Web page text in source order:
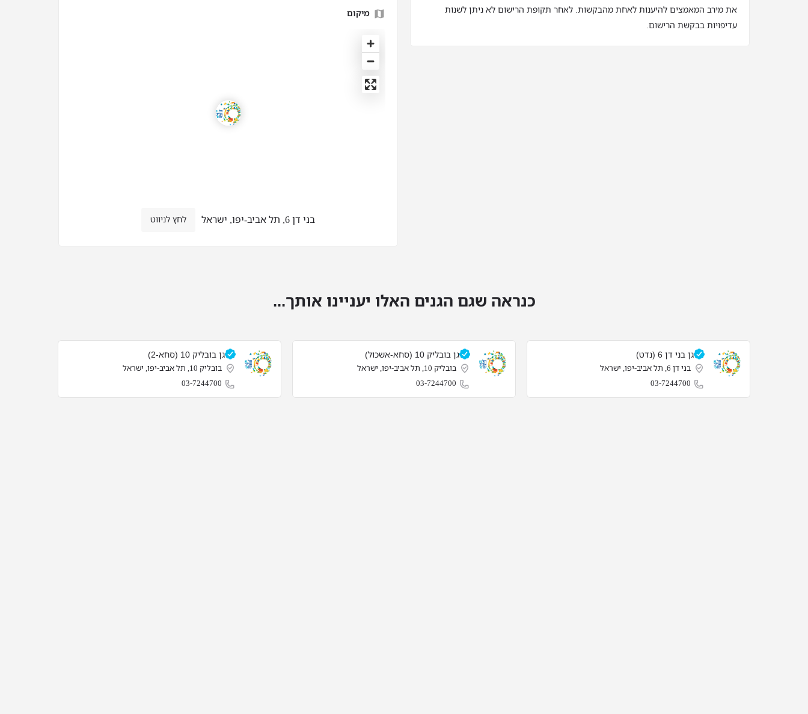
את מירב המאמצים להיענות לאחת מהבקשות. לאחר תקופת הרישום לא ניתן לשנות
עדיפויות בבקשת הרישום.
מיקום
בני דן 6, תל אביב-יפו, ישראל לחץ לניווט
כנראה שגם הגנים האלו יעניינו אותך...
גן בני דן 6 (נדט)
בני דן 6, תל אביב-יפו, ישראל
03-7244700
גן בובליק 10 (סחא-אשכול)
בובליק 10, תל אביב-יפו, ישראל
03-7244700
גן בובליק 10 (סחא-2)
בובליק 10, תל אביב-יפו, ישראל
03-7244700